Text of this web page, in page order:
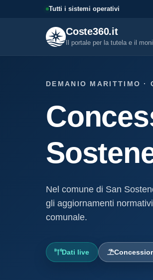
Tutti i sistemi operativi
Coste360.it
Il portale per la tutela e il
altro.
Un
Storico
DEMANIO MARITTIMO ·
Nel comune di San
gli aggiornamenti
comunale.
Dati live